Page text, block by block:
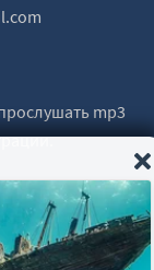
mp3
права защищены.